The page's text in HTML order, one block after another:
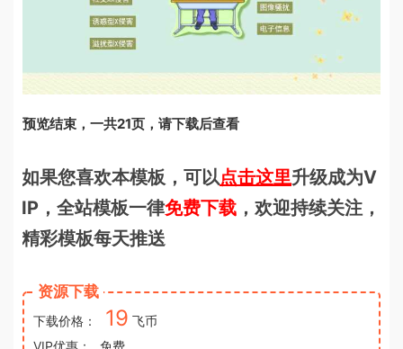
预览结束，一共21页，请下载后查看
如果您喜欢本模板，可以点击这里升级成为V
IP，全站模板一律免费下载 ，欢迎持续关注，
精彩模板每天推送
资源下载
下载价格： 19 飞币